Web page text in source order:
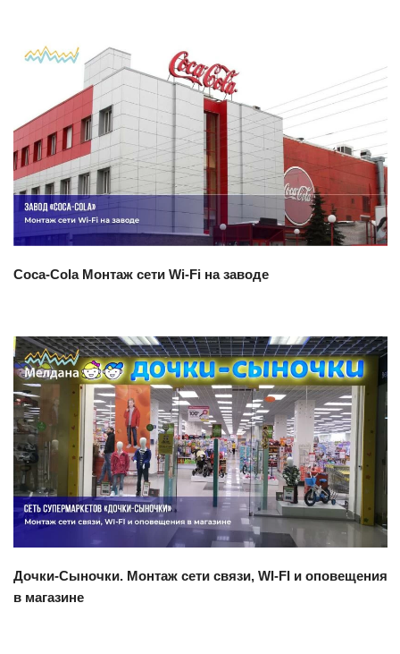
Смотреть проект
Coca-Cola Монтаж сети Wi-Fi на заводе
Смотреть проект
Дочки-Сыночки. Монтаж сети связи, WI-FI и оповещения
в магазине